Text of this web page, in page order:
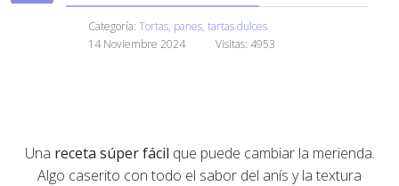
Categoría: Tortas, panes, tartas dulces
14 Noviembre 2024
Visitas: 4953
Una receta súper fácil que puede cambiar la merienda.
Algo caserito con todo el sabor del anís y la textura